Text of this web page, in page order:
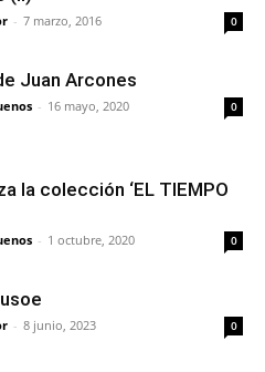
- 7 marzo, 2016 0
Juan Arcones
- 16 mayo, 2020 0
la colección ‘EL TIEMPO
- 1 octubre, 2020 0
- 8 junio, 2023 0